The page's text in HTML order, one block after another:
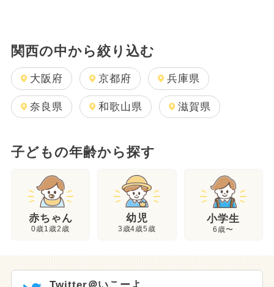
関西の中から絞り込む
大阪府 京都府 兵庫県
奈良県 和歌山県 滋賀県
子どもの年齢から探す
赤ちゃん
0歳1歳2歳
幼児
3歳4歳5歳
小学生
6歳〜